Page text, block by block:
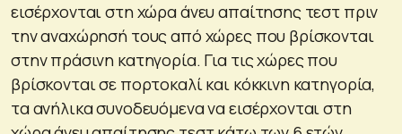
εισέρχονται στη χώρα άνευ απαίτησης τεστ πριν
την αναχώρησή τους από χώρες που βρίσκονται
στην πράσινη κατηγορία. Για τις χώρες που
βρίσκονται σε πορτοκαλί και κόκκινη κατηγορία,
τα ανήλικα συνοδευόμενα να εισέρχονται στη